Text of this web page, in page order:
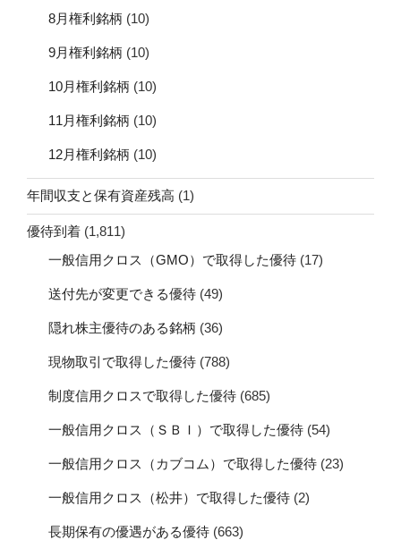
8月権利銘柄 (10)
9月権利銘柄 (10)
10月権利銘柄 (10)
11月権利銘柄 (10)
12月権利銘柄 (10)
年間収支と保有資産残高 (1)
優待到着 (1,811)
一般信用クロス（GMO）で取得した優待 (17)
送付先が変更できる優待 (49)
隠れ株主優待のある銘柄 (36)
現物取引で取得した優待 (788)
制度信用クロスで取得した優待 (685)
一般信用クロス（ＳＢＩ）で取得した優待 (54)
一般信用クロス（カブコム）で取得した優待 (23)
一般信用クロス（松井）で取得した優待 (2)
長期保有の優遇がある優待 (663)